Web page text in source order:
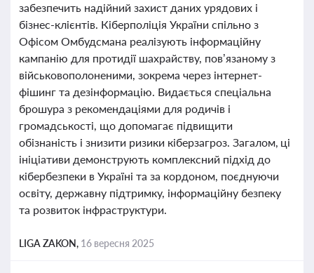
забезпечить надійний захист даних урядових і
бізнес-клієнтів. Кіберполіція України спільно з
Офісом Омбудсмана реалізують інформаційну
кампанію для протидії шахрайству, пов’язаному з
військовополоненими, зокрема через інтернет-
фішинг та дезінформацію. Видається спеціальна
брошура з рекомендаціями для родичів і
громадськості, що допомагає підвищити
обізнаність і знизити ризики кіберзагроз. Загалом, ці
ініціативи демонструють комплексний підхід до
кібербезпеки в Україні та за кордоном, поєднуючи
освіту, державну підтримку, інформаційну безпеку
та розвиток інфраструктури.
LIGA ZAKON, 16 вересня 2025